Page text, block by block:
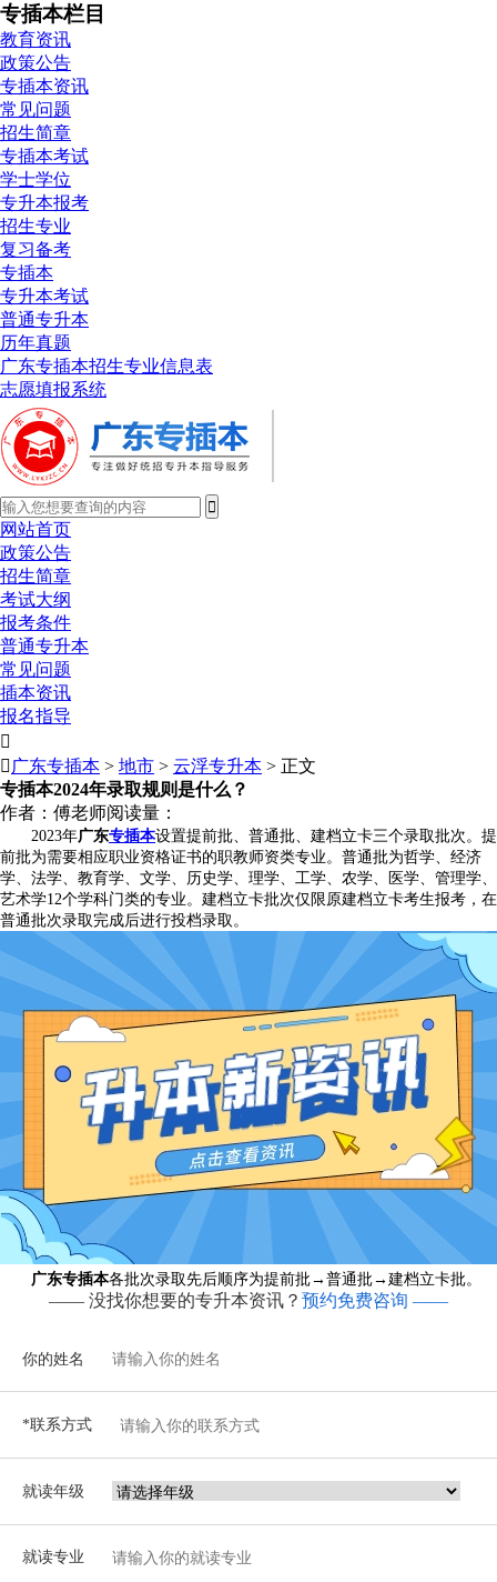
专插本栏目
教育资讯
政策公告
专插本资讯
常见问题
招生简章
专插本考试
学士学位
专升本报考
招生专业
复习备考
专插本
专升本考试
普通专升本
历年真题
广东专插本招生专业信息表
志愿填报系统
网站首页
政策公告
招生简章
考试大纲
报考条件
普通专升本
常见问题
插本资讯
报名指导

 广东专插本 > 地市 > 云浮专升本 > 正文
专插本2024年录取规则是什么？
作者：傅老师阅读量：
2023年广东专插本设置提前批、普通批、建档立卡三个录取批次。提
前批为需要相应职业资格证书的职教师资类专业。普通批为哲学、经济
学、法学、教育学、文学、历史学、理学、工学、农学、医学、管理学、
艺术学12个学科门类的专业。建档立卡批次仅限原建档立卡考生报考，在
普通批次录取完成后进行投档录取。
广东专插本各批次录取先后顺序为提前批→普通批→建档立卡批。
—— 没找你想要的专升本资讯？ 预约免费咨询 ——
你的姓名
*联系方式
就读年级
就读专业